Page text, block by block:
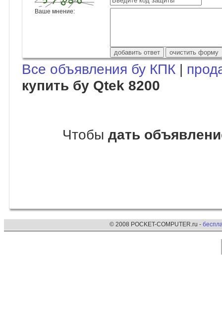
Ваше мнение:
Все объявления бу КПК |
купить бу Qtek 8200
Чтобы дать
© 2008 POCKET-COMPUTER.ru -